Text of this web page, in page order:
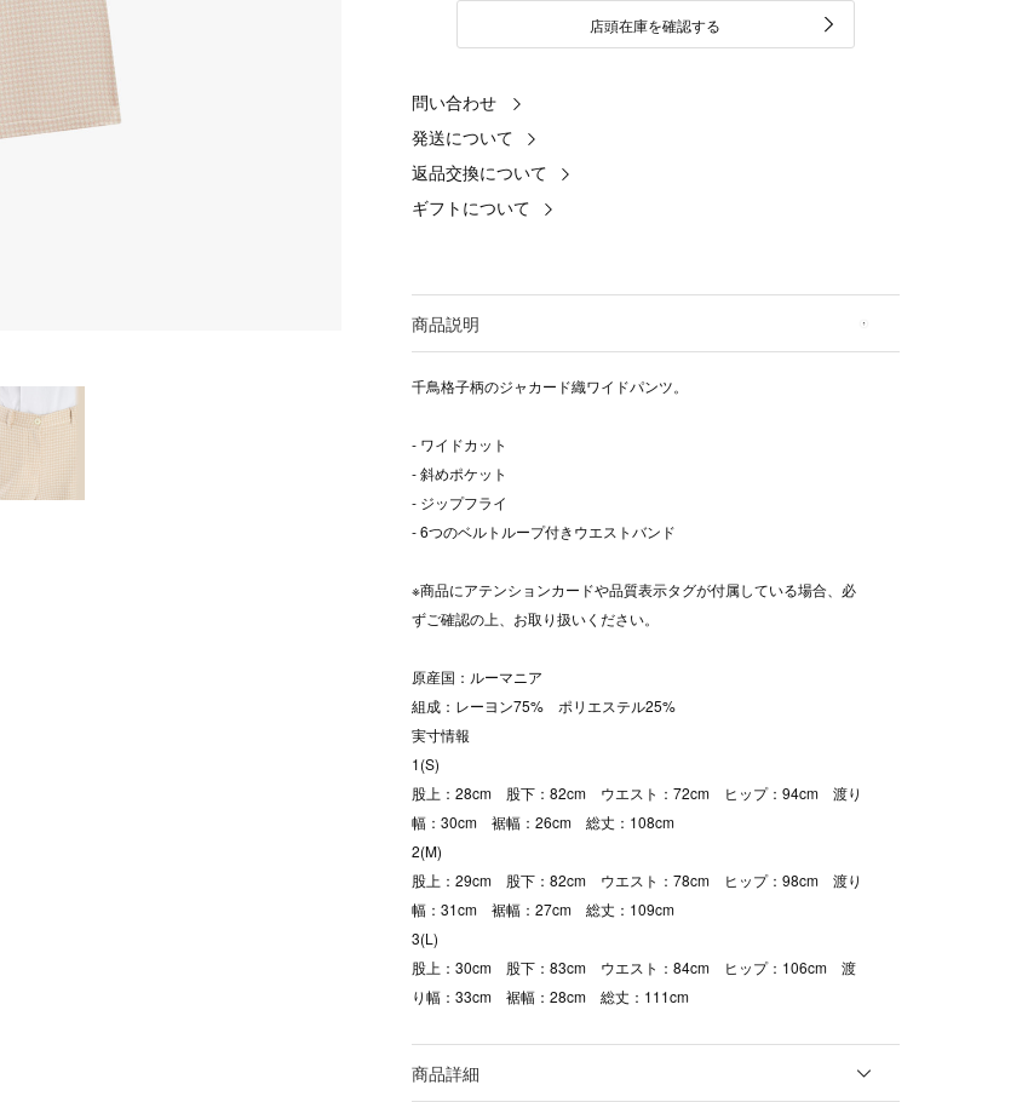
店頭在庫を確認する
問い合わせ
発送について
返品交換について
ギフトについて
商品説明
千鳥格子柄のジャカード織ワイドパンツ。
- ワイドカット
- 斜めポケット
- ジップフライ
- 6つのベルトループ付きウエストバンド
※商品にアテンションカードや品質表示タグが付属している場合、必
ずご確認の上、お取り扱いください。
原産国：ルーマニア
組成：レーヨン75% ポリエステル25%
実寸情報
1(S)
股上：28cm 股下：82cm ウエスト：72cm ヒップ：94cm 渡り
幅：30cm 裾幅：26cm 総丈：108cm
2(M)
股上：29cm 股下：82cm ウエスト：78cm ヒップ：98cm 渡り
幅：31cm 裾幅：27cm 総丈：109cm
3(L)
股上：30cm 股下：83cm ウエスト：84cm ヒップ：106cm 渡
り幅：33cm 裾幅：28cm 総丈：111cm
商品詳細